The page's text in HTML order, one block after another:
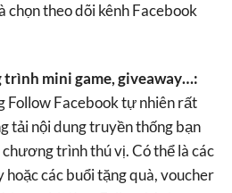
chọn theo dõi kênh Facebook
trình mini game, giveaway…:
Follow Facebook tự nhiên rất
tải nội dung truyền thống bạn
trình thú vị. Có thể là các
hoặc các buổi tặng quà, voucher